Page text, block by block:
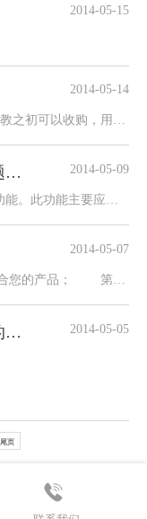
2014-05-15
2014-05-14
简介： 如果您有Office2010版的考题，那么教之初可以收购，用于免费提供共享。价格面议，QQ联系372724
网页版题库管理系统新增标记错题功能 2014-05-09
简介： 网页版考试系统新增考题标记错题功能。此功能主要应对考题出题错误，但有考生已经开始答题
2014-05-07
教之初考试系统专用文件扩展名的说明 2014-05-05
尾页